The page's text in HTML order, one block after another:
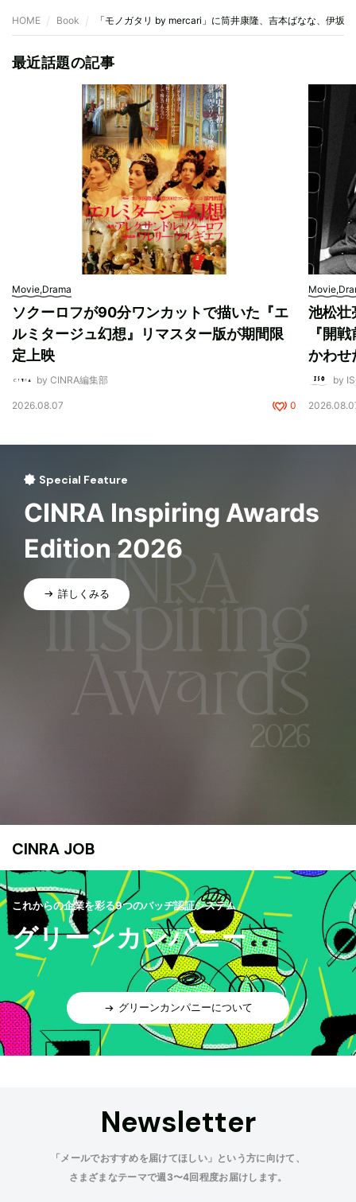
HOME Book 「モノガタリ by mercari」に筒井康隆、吉本ばなな、伊坂
最近話題の記事
Movie,Drama
ソクーロフが90分ワンカットで描いた『エ
ルミタージュ幻想』リマスター版が期間限
定上映
by CINRA編集部
2026.08.07 0
池松壮
『開
かわせ
by
Special Feature
CINRA Inspiring Awards
Edition 2026
詳しくみる
CINRA JOB
これからの企業を彩る9つのバッヂ認証システム
グリーンカンパニー
グリーンカンパニーについて
Newsletter
「メールでおすすめを届けてほしい」という方に向けて、
さまざまなテーマで週3〜4回程度お届けします。